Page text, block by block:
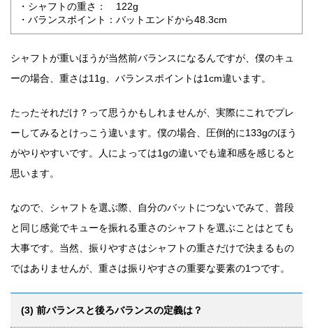
・シャフトの重さ： 122g
・バランスポイント：バットエンドから48.3cm
シャフトが重いほうが当然前バランスになるんですが、僕のキュ
ーの場合、重さは11g、バランスポイントは1cm違います。
たったそれだけ？って思うかもしれませんが、実際にこれでプレ
ーしてみるとけっこう違います。僕の場合、圧倒的に133gのほう
がやりやすいです。人によっては1gの違いでも違和感を感じると
思います。
なので、シャフトを選ぶ際、自分のバットにつないでみて、普段
と同じ感覚でキューを振れる重さのシャフトを選ぶことはとても
大事です。当然、振りやすさはシャフトの重さだけで決まるもの
ではありませんが、重さは振りやすさの重要な要素の1つです。
(3) 前バランスと後ろバランスの定義は？